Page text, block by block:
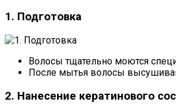
1. Подготовка
Волосы тщательно моются
После мытья волосы
2. Нанесение кератинового